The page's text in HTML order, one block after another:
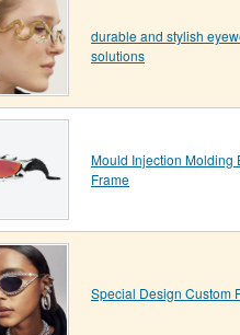
durable and stylish
solutions
Mould Injection Molding
Frame
Special Design Custom